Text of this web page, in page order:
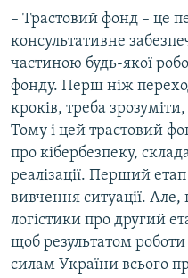
– Трастовий фонд – це
консультативне
частиною будь-якої
фонду. Перш ніж
кроків, треба
Тому і цей трастовий
про кібербезпеку,
реалізації. Перший етап
вивчення ситуації.
логістики про другий
щоб результатом
силам України всього